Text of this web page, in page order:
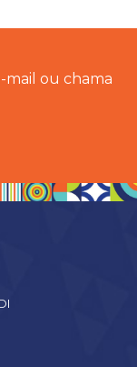
mail ou chama